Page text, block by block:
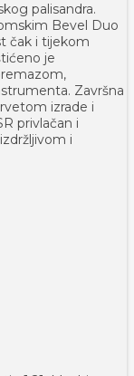
palisandra.
Bevel Duo
čak i tijekom
je
Završna
izrade i
privlačan i
i